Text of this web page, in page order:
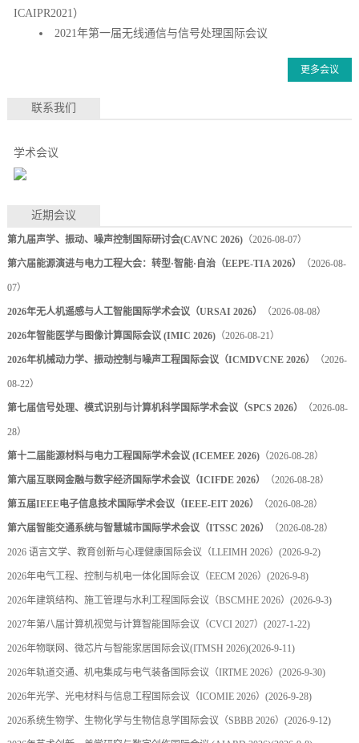
ICAIPR2021）
2021年第一届无线通信与信号处理国际会议
更多会议
联系我们
学术会议
近期会议
第九届声学、振动、噪声控制国际研讨会(CAVNC 2026)（2026-08-07）
第六届能源演进与电力工程大会：转型·智能·自治（EEPE-TIA 2026） （2026-08-
07）
2026年无人机遥感与人工智能国际学术会议（URSAI 2026） （2026-08-08）
2026年智能医学与图像计算国际会议 (IMIC 2026)（2026-08-21）
2026年机械动力学、振动控制与噪声工程国际会议（ICMDVCNE 2026） （2026-
08-22）
第七届信号处理、模式识别与计算机科学国际学术会议（SPCS 2026） （2026-08-
28）
第十二届能源材料与电力工程国际学术会议 (ICEMEE 2026)（2026-08-28）
第六届互联网金融与数字经济国际学术会议（ICIFDE 2026） （2026-08-28）
第五届IEEE电子信息技术国际学术会议（IEEE-EIT 2026） （2026-08-28）
第六届智能交通系统与智慧城市国际学术会议（ITSSC 2026） （2026-08-28）
2026 语言文学、教育创新与心理健康国际会议（LLEIMH 2026） (2026-9-2)
2026年电气工程、控制与机电一体化国际会议（EECM 2026） (2026-9-8)
2026年建筑结构、施工管理与水利工程国际会议（BSCMHE 2026） (2026-9-3)
2027年第八届计算机视觉与计算智能国际会议（CVCI 2027） (2027-1-22)
2026年物联网、微芯片与智能家居国际会议(ITMSH 2026)(2026-9-11)
2026年轨道交通、机电集成与电气装备国际会议（IRTME 2026） (2026-9-30)
2026年光学、光电材料与信息工程国际会议（ICOMIE 2026） (2026-9-28)
2026系统生物学、生物化学与生物信息学国际会议（SBBB 2026） (2026-9-12)